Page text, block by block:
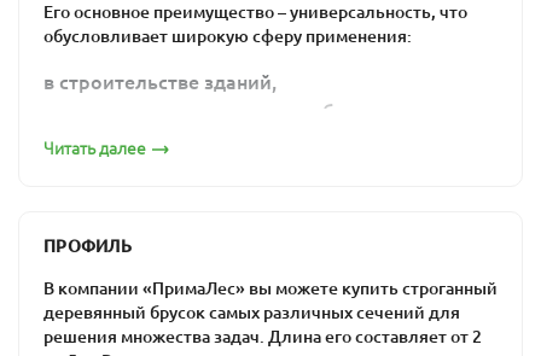
Его основное преимущество – универсальность, что
обусловливает широкую сферу применения:
в строительстве зданий,
в проведении отделочных работ,
в процессе создания мебели,
качества материала
Производство сухого строганного бруска
предусматривает использование хвойных пород
дерева. Материал представляет собой деревянное
Читать далее
ПРОФИЛЬ
В компании «ПримаЛес» вы можете купить строганный
деревянный брусок самых различных сечений для
решения множества задач. Длина его составляет от 2